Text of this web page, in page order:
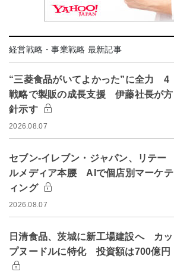
経営戦略・事業戦略 最新記事
“三菱食品がいてよかった”に全力 4
戦略で製販の成長支援 伊藤社長が方
針示す
2026.08.07
セブン-イレブン・ジャパン、リテー
ルメディア本腰 AIで個店別マーケテ
ィング
2026.08.07
日清食品、茨城に新工場建設へ カッ
プヌードルに特化 投資額は700億円